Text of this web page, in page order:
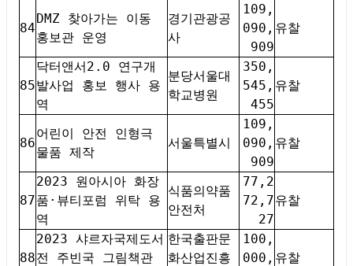
84
DMZ 찾아가는 이동
홍보관 운영
경기관광공
사
109,
090,
909
유찰
85
닥터앤서2.0 연구개
발사업 홍보 행사 용
역
분당서울대
학교병원
350,
545,
455
유찰
86
어린이 안전 인형극
물품 제작
서울특별시
109,
090,
909
유찰
87
2023 원아시아 화장
품·뷰티포럼 위탁 용
역
식품의약품
안전처
77,2
72,7
27
유찰
88
2023 샤르자국제도서
전 주빈국 그림책관
한국출판문
화산업진흥
100,
000, 유찰